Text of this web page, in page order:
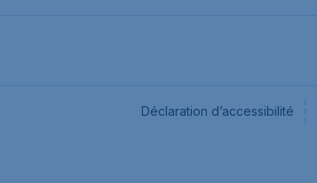
Déclaration d’accessibilité